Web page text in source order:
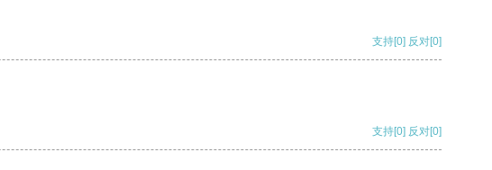
支持[0] 反对[0]
支持[0] 反对[0]